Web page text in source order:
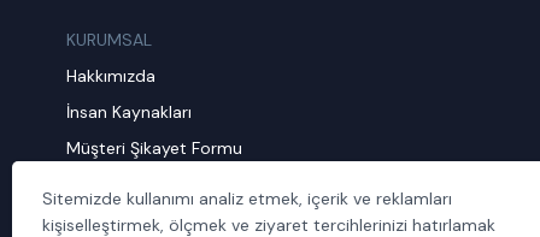
KURUMSAL
Hakkımızda
İnsan Kaynakları
Müşteri Şikayet Formu
Politika ve Prosedürler
Sitemizde kullanımı analiz etmek, içerik ve reklamları
kişiselleştirmek, ölçmek ve ziyaret tercihlerinizi hatırlamak